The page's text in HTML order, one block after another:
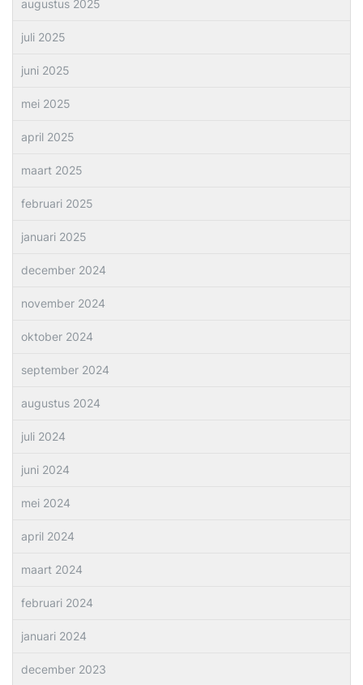
augustus 2025
juli 2025
juni 2025
mei 2025
april 2025
maart 2025
februari 2025
januari 2025
december 2024
november 2024
oktober 2024
september 2024
augustus 2024
juli 2024
juni 2024
mei 2024
april 2024
maart 2024
februari 2024
januari 2024
december 2023